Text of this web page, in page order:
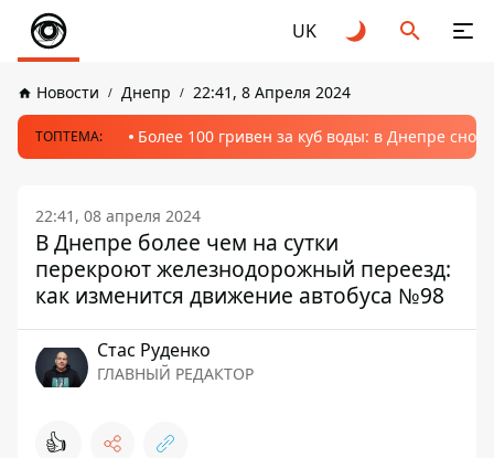
UK
Новости Днепр 22:41, 8 Апреля 2024
ТОПТЕМА: Более 100 гривен за куб воды: в Днепре
22:41, 08 апреля 2024
В Днепре более чем на сутки
перекроют железнодорожный переезд:
как изменится движение автобуса №98
Стаc Руденко
ГЛАВНЫЙ РЕДАКТОР
👍